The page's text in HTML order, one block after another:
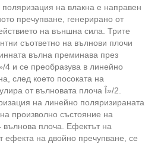
поляризация на влакна е направен
пречупване, генерирано от
на външна сила. Трите
съответно на вълнови плочи
вълна преминава през
4 и се преобразува в линейно
след което посоката на
от вълновата плоча Î»/2.
на линейно поляризираната
произволно състояние на
вълнова плоча. Ефектът на
ефекта на двойно пречупване, се